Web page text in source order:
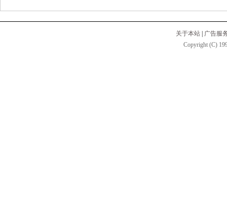
关于本站
广告服
Copyright (C)